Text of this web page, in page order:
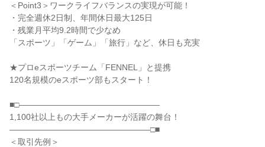
＜Point3＞ワークライフバランスの実現が可能！
・完全週休2日制、年間休日最大125日
・残業月平均9.2時間で少なめ
「スポーツ」「ゲーム」「旅行」など、休日も充実
★プロeスポーツチーム「FENNEL」と提携
120名規模のeスポーツ部もスタート！
■□―――――――――――――――――
1,100社以上もの大手メーカーが活躍の舞台！
―――――――――――――――――□■
＜取引先例＞